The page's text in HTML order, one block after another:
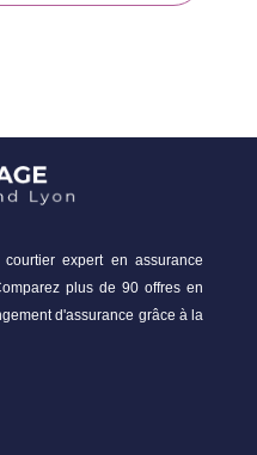
expert en assurance
plus de 90 offres en
d'assurance grâce à la